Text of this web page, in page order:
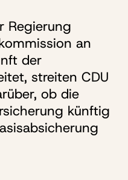
Regierung
an
der
streiten CDU
ob die
künftig